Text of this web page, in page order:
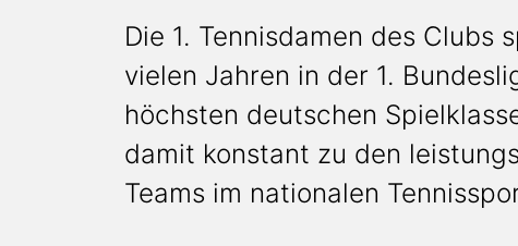
Die 1. Tennisdamen des Clubs
vielen Jahren in der 1.
höchsten deutschen
damit konstant zu den
Teams im nationalen